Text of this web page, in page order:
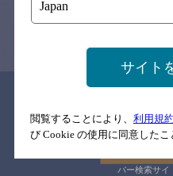
バー検索サイ
サイト
閲覧することにより、 利用規約
び Cookie の使用に同意したこ